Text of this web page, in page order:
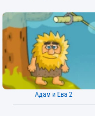
Адам и Ева 2